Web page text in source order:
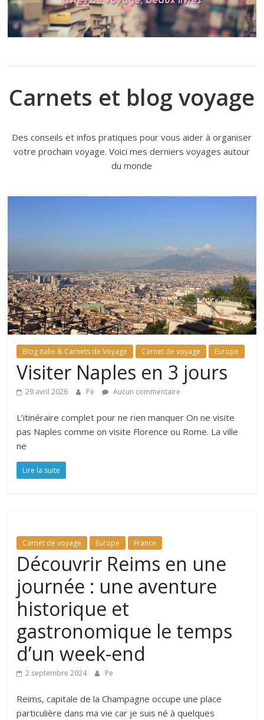
Carnets et blog voyage
Des conseils et infos pratiques pour vous aider à organiser
votre prochain voyage. Voici mes derniers voyages autour
du monde
Blog Italie & Carnets de Voyage Carnet de voyage Europe
Visiter Naples en 3 jours
29 avril 2026 Pe Aucun commentaire
L’itinéraire complet pour ne rien manquer On ne visite
pas Naples comme on visite Florence ou Rome. La ville
ne
Lire la suite
Carnet de voyage Europe France
Découvrir Reims en une
journée : une aventure
historique et
gastronomique le temps
d’un week-end
2 septembre 2024 Pe
Reims, capitale de la Champagne occupe une place
particulière dans ma vie car je suis né à quelques